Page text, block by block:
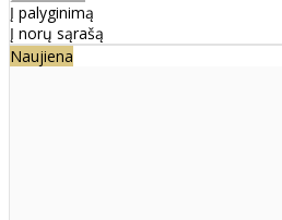
Į palyginimą
Į norų sąrašą
Naujiena